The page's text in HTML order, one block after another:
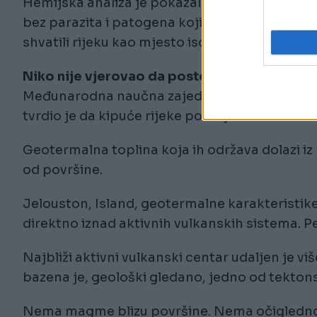
bez parazita i patogena koji zagađuju većinu
shvatili rijeku kao mjesto iscjeljenja, ali i
Niko nije vjerovao da postoji
Međunarodna naučna zajednica je
tvrdio je da kipuće rijeke postoje samo u
Geotermalna toplina koja ih održava dolazi
od površine.
Jelouston, Island, geotermalne
direktno iznad aktivnih vulkanskih sistema.
Najbliži aktivni vulkanski centar udaljen je
bazena je, geološki gledano, jedno od
Nema magme blizu površine. Nema